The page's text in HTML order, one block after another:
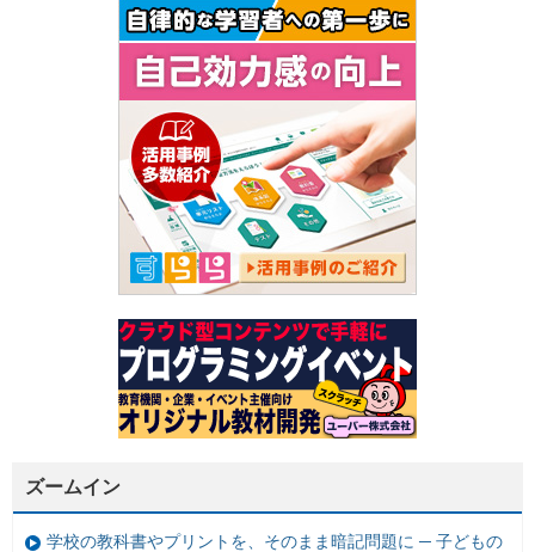
ズームイン
学校の教科書やプリントを、そのまま暗記問題に ─ 子どもの